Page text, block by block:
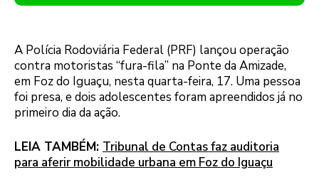
A Polícia Rodoviária Federal (PRF) lançou operação
contra motoristas “fura-fila” na Ponte da Amizade,
em Foz do Iguaçu, nesta quarta-feira, 17. Uma pessoa
foi presa, e dois adolescentes foram apreendidos já no
primeiro dia da ação.
LEIA TAMBÉM: Tribunal de Contas faz auditoria
para aferir mobilidade urbana em Foz do Iguaçu